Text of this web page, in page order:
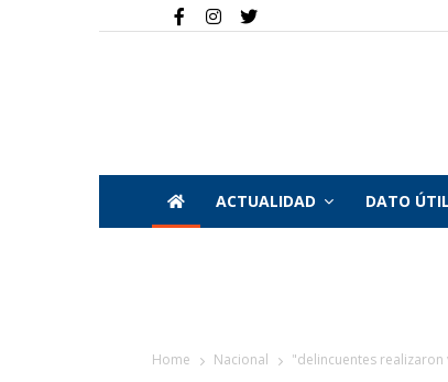
ACTUALIDAD DATO ÚTIL
Home Nacional "delincuentes